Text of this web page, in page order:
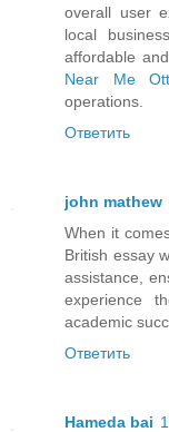
overall user
local
affordable
Near Me
operations.
Ответить
john mathew
When it
British essay
assistance,
experience
academic
Ответить
Hameda bai